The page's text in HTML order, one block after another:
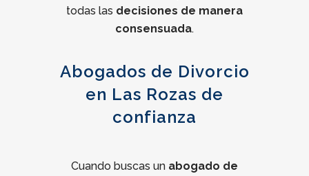
todas las decisiones de manera
consensuada.
Abogados de Divorcio
en Las Rozas de
confianza
Cuando buscas un abogado de